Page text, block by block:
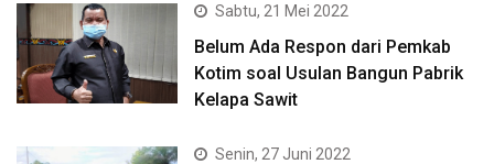
Sabtu, 21 Mei 2022
Belum Ada Respon dari Pemkab
Kotim soal Usulan Bangun Pabrik
Kelapa Sawit
Senin, 27 Juni 2022